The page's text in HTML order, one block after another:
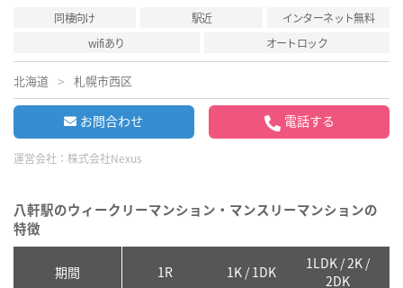
同棲向け 駅近
インターネット無料
wifiあり
オートロック
北海道 札幌市西区
お問合わせ 電話する
運営会社： 株式会社Nexus
八軒駅のウィークリーマンション・マンスリーマンションの
特徴
期間 1R 1K / 1DK
1LDK / 2K /
2DK